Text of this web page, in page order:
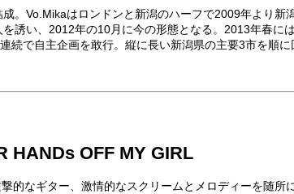
。Vo.Mikaはロンドンと新潟のハーフで2009年より
誘い、2012年の10月に今の形態となる。2013年春に
で自主企画を敢行。縦に長い新潟県の主要3市を順に
HANDs OFF MY GIRL
なギター、激情的なスクリームとメロディーを随所